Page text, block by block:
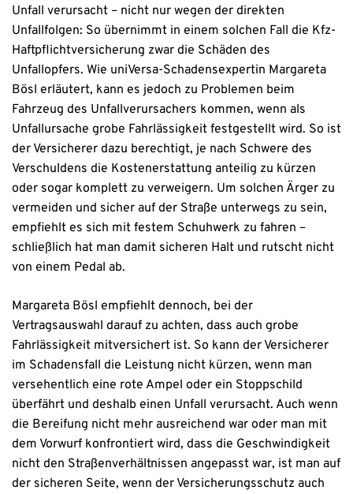
Unfall verursacht – nicht nur wegen der direkten
Unfallfolgen: So übernimmt in einem solchen Fall die Kfz-
Haftpflichtversicherung zwar die Schäden des
Unfallopfers. Wie uniVersa-Schadensexpertin Margareta
Bösl erläutert, kann es jedoch zu Problemen beim
Fahrzeug des Unfallverursachers kommen, wenn als
Unfallursache grobe Fahrlässigkeit festgestellt wird. So ist
der Versicherer dazu berechtigt, je nach Schwere des
Verschuldens die Kostenerstattung anteilig zu kürzen
oder sogar komplett zu verweigern. Um solchen Ärger zu
vermeiden und sicher auf der Straße unterwegs zu sein,
empfiehlt es sich mit festem Schuhwerk zu fahren –
schließlich hat man damit sicheren Halt und rutscht nicht
von einem Pedal ab.
Margareta Bösl empfiehlt dennoch, bei der
Vertragsauswahl darauf zu achten, dass auch grobe
Fahrlässigkeit mitversichert ist. So kann der Versicherer
im Schadensfall die Leistung nicht kürzen, wenn man
versehentlich eine rote Ampel oder ein Stoppschild
überfährt und deshalb einen Unfall verursacht. Auch wenn
die Bereifung nicht mehr ausreichend war oder man mit
dem Vorwurf konfrontiert wird, dass die Geschwindigkeit
nicht den Straßenverhältnissen angepasst war, ist man auf
der sicheren Seite, wenn der Versicherungsschutz auch